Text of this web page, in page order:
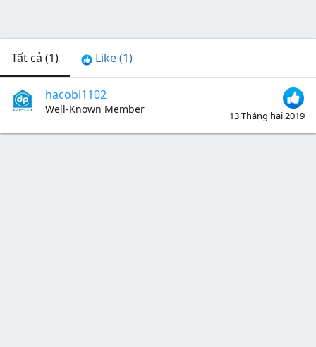
Tất cả (1) Like(1)
13 Tháng hai 2019
hacobi1102
Well-Known Member